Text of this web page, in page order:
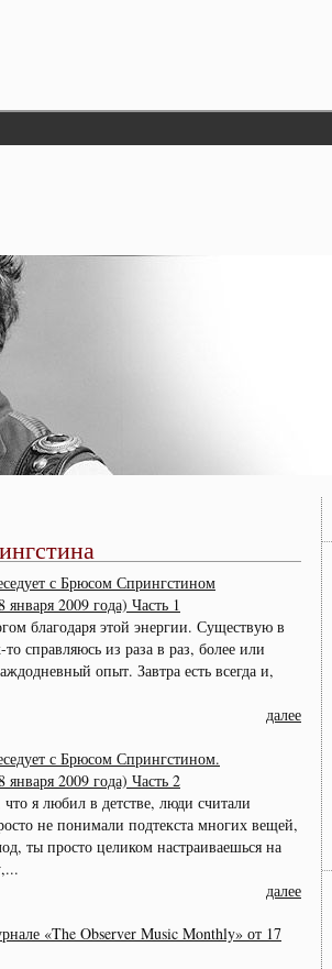
с Брюсом Спрингстином
января 2009 года) Часть 1
благодаря этой энергии. Существую в
справляюсь из раза в раз, более или
опыт. Завтра есть всегда и,
далее
с Брюсом Спрингстином.
января 2009 года) Часть 2
я любил в детстве, люди считали
не понимали подтекста многих вещей,
ты просто целиком настраиваешься на
далее
«The Observer Music Monthly» от 17